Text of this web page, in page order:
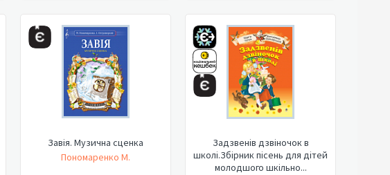
Завія. Музична сценка
Пономаренко М.
Задзвенів дзвіночок в
школі.Збірник пісень для дітей
молодшого шкільно...